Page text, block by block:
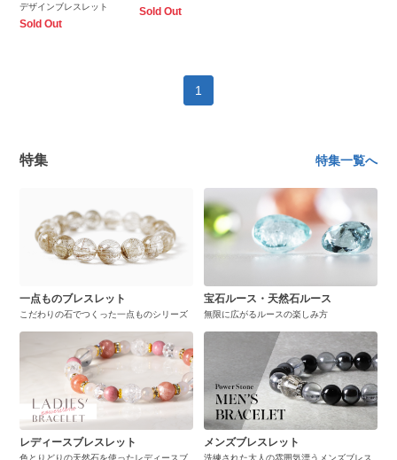
デザインブレスレット
Sold Out
Sold Out
1
特集 特集一覧へ
一点ものブレスレット
こだわりの石でつくった一点ものシリーズ
宝石ルース・天然石ルース
無限に広がるルースの楽しみ方
レディースブレスレット
色とりどりの天然石を使ったレディースブ
メンズブレスレット
洗練された大人の雰囲気漂うメンズブレス